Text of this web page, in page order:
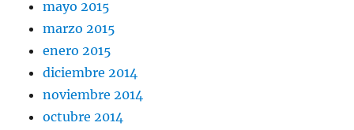
mayo 2015
marzo 2015
enero 2015
diciembre 2014
noviembre 2014
octubre 2014